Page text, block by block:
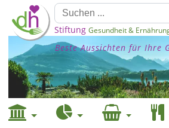
Stiftung Gesundheit &
Beste Aussichten für Ihre